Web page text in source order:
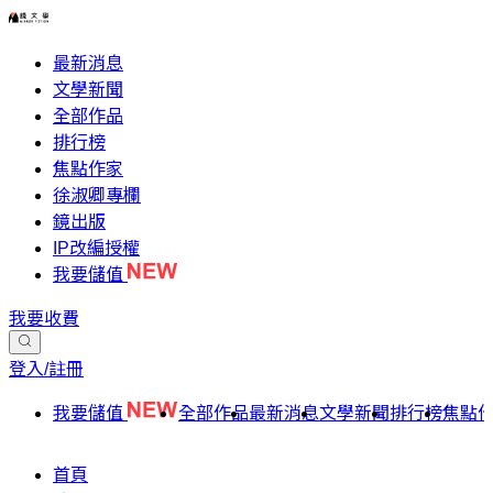
最新消息
文學新聞
全部作品
排行榜
焦點作家
徐淑卿專欄
鏡出版
IP改編授權
我要儲值
我要收費
登入/註冊
我要儲值 全部作品最新消息文學新聞排行榜焦點
首頁